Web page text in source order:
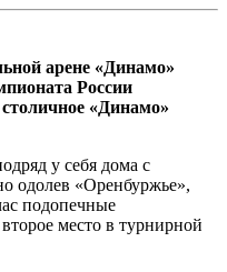
арене «Динамо»
России
«Динамо»
у себя дома с
одолев «Оренбуржье»,
подопечные
место в турнирной